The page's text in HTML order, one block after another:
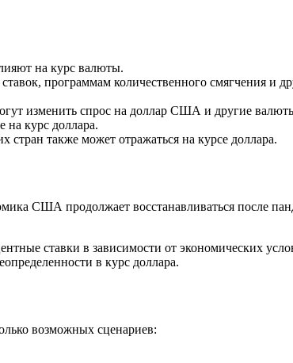
на курс валюты.
программам количественного смягчения и
изменить спрос на доллар США и другие
на курс доллара.
также может отражаться на курсе доллара.
США продолжает восстанавливаться после
ставки в зависимости от экономических
в курс доллара.
возможных сценариев: